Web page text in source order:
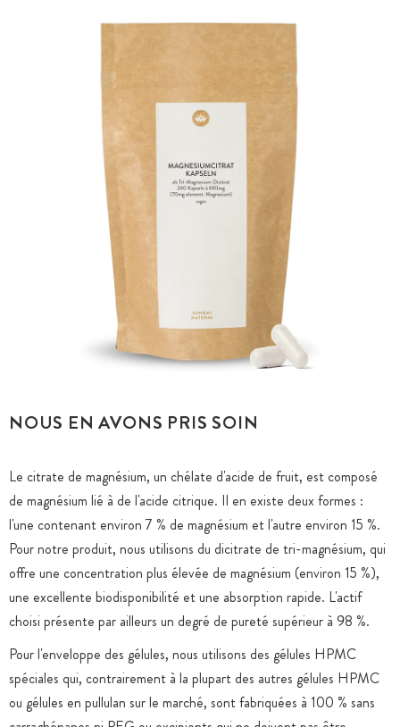
NOUS EN AVONS PRIS SOIN
Le citrate de magnésium, un chélate d'acide de fruit, est composé
de magnésium lié à de l'acide citrique. Il en existe deux formes :
l'une contenant environ 7 % de magnésium et l'autre environ 15 %.
Pour notre produit, nous utilisons du dicitrate de tri-magnésium, qui
offre une concentration plus élevée de magnésium (environ 15 %),
une excellente biodisponibilité et une absorption rapide. L'actif
choisi présente par ailleurs un degré de pureté supérieur à 98 %.
Pour l'enveloppe des gélules, nous utilisons des gélules HPMC
spéciales qui, contrairement à la plupart des autres gélules HPMC
ou gélules en pullulan sur le marché, sont fabriquées à 100 % sans